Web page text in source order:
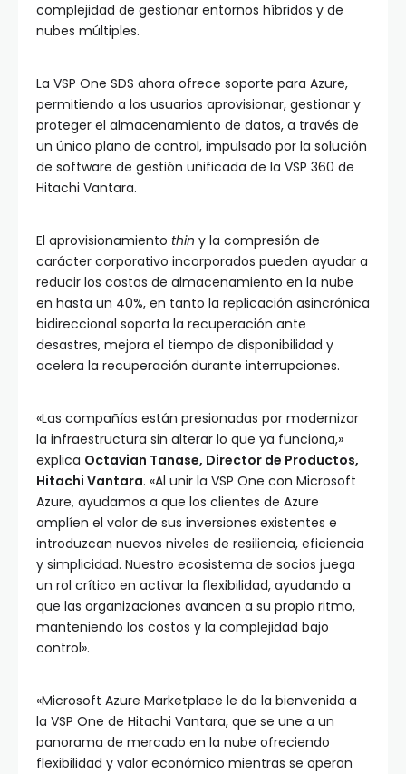
complejidad de gestionar entornos híbridos y de
nubes múltiples.
La VSP One SDS ahora ofrece soporte para Azure,
permitiendo a los usuarios aprovisionar, gestionar y
proteger el almacenamiento de datos, a través de
un único plano de control, impulsado por la solución
de software de gestión unificada de la VSP 360 de
Hitachi Vantara.
El aprovisionamiento thin y la compresión de
carácter corporativo incorporados pueden ayudar a
reducir los costos de almacenamiento en la nube
en hasta un 40%, en tanto la replicación asincrónica
bidireccional soporta la recuperación ante
desastres, mejora el tiempo de disponibilidad y
acelera la recuperación durante interrupciones.
«Las compañías están presionadas por modernizar
la infraestructura sin alterar lo que ya funciona,»
explica Octavian Tanase, Director de Productos,
Hitachi Vantara. «Al unir la VSP One con Microsoft
Azure, ayudamos a que los clientes de Azure
amplíen el valor de sus inversiones existentes e
introduzcan nuevos niveles de resiliencia, eficiencia
y simplicidad. Nuestro ecosistema de socios juega
un rol crítico en activar la flexibilidad, ayudando a
que las organizaciones avancen a su propio ritmo,
manteniendo los costos y la complejidad bajo
control».
«Microsoft Azure Marketplace le da la bienvenida a
la VSP One de Hitachi Vantara, que se une a un
panorama de mercado en la nube ofreciendo
flexibilidad y valor económico mientras se operan